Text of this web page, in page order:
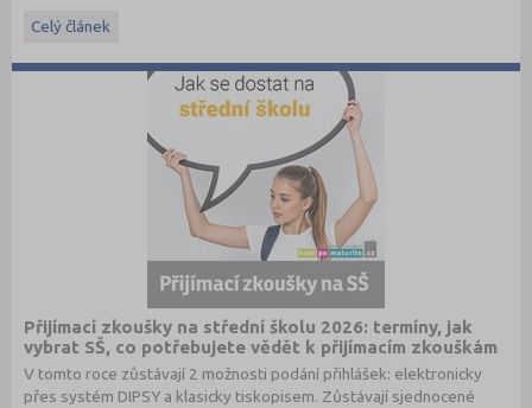
Celý článek
Přijímací zkoušky na střední školu 2026: termíny, jak
vybrat SŠ, co potřebujete vědět k přijímacím zkouškám
V tomto roce zůstávají 2 možnosti podání přihlášek: elektronicky
přes systém DIPSY a klasicky tiskopisem. Zůstávají sjednocené